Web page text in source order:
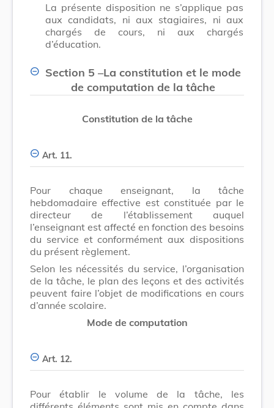
La présente disposition ne s’applique pas
aux candidats, ni aux stagiaires, ni aux
chargés de cours, ni aux chargés
d’éducation.
Section 5 –La constitution et le mode
de computation de la tâche
Constitution de la tâche
Art. 11.
Pour chaque enseignant, la tâche
hebdomadaire effective est constituée par le
directeur de l’établissement auquel
l’enseignant est affecté en fonction des besoins
du service et conformément aux dispositions
du présent règlement.
Selon les nécessités du service, l’organisation
de la tâche, le plan des leçons et des activités
peuvent faire l’objet de modifications en cours
d’année scolaire.
Mode de computation
Art. 12.
Pour établir le volume de la tâche, les